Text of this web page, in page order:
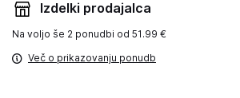
Izdelki prodajalca
Na voljo še 2 ponudbi od 51.99 €
Več o prikazovanju ponudb